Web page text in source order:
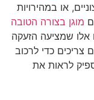
או במהירויות
מוגן בצורה הטובה
אלו שמציעה הזעקה
צריכים כדי לרכוב
לראות את